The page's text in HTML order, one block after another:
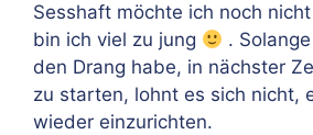
Sesshaft möchte ich noch
bin ich viel zu jung
.
den Drang habe, in nächster
zu starten, lohnt es sich nicht,
wieder einzurichten.